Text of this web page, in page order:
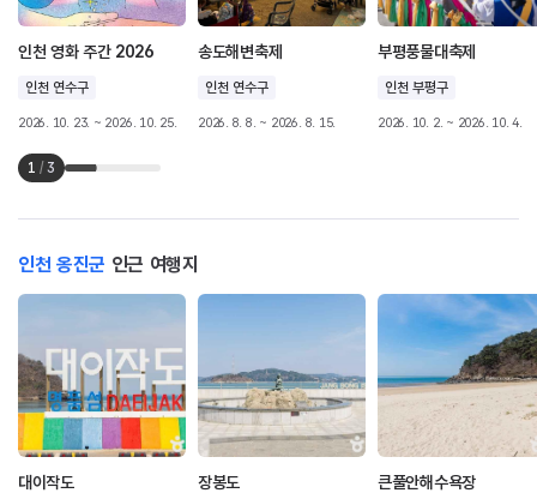
인천 영화 주간 2026
인천 연수구
2026. 10. 23. ~ 2026. 10. 25.
송도해변축제
인천 연수구
2026. 8. 8. ~ 2026. 8. 15.
부평풍물대축제
인천 부평구
2026. 10. 2. ~ 2026. 10. 4.
1 / 3
인천 옹진군 인근 여행지
대이작도 장봉도 큰풀안해수욕장